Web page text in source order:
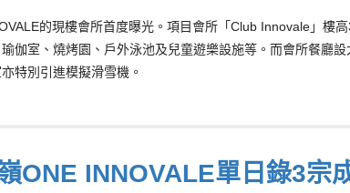
的現樓會所首度曝光。項目會所「Club Innovale」樓
伽室、燒烤園、戶外泳池及兒童遊樂設施等。而會所餐廳
特別引進模擬滑雪機。
ONE INNOVALE單日錄3宗